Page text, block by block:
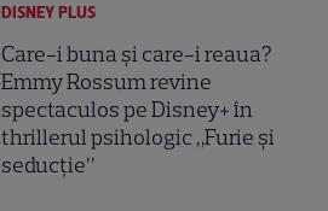
DISNEY PLUS
Care-i buna și care-i reaua?
Emmy Rossum revine
spectaculos pe Disney+ în
thrillerul psihologic „Furie și
seducție”